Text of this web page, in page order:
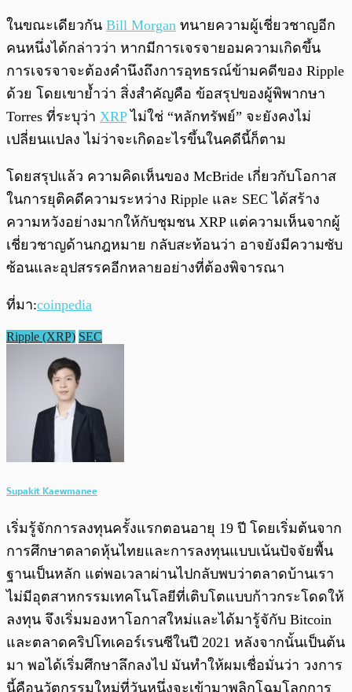
ในขณะเดียวกัน Bill Morgan ทนายความผู้เชี่ยวชาญอีก
คนหนึ่งได้กล่าวว่า หากมีการเจรจายอมความเกิดขึ้น
การเจรจาจะต้องคำนึงถึงการอุทธรณ์ข้ามคดีของ Ripple
ด้วย โดยเขาย้ำว่า สิ่งสำคัญคือ ข้อสรุปของผู้พิพากษา
Torres ที่ระบุว่า XRPไม่ใช่ “หลักทรัพย์” จะยังคงไม่
เปลี่ยนแปลง ไม่ว่าจะเกิดอะไรขึ้นในคดีนี้ก็ตาม
โดยสรุปแล้ว ความคิดเห็นของ McBride เกี่ยวกับโอกาส
ในการยุติคดีความระหว่าง Ripple และ SEC ได้สร้าง
ความหวังอย่างมากให้กับชุมชน XRP แต่ความเห็นจากผู้
เชี่ยวชาญด้านกฎหมาย กลับสะท้อนว่า อาจยังมีความซับ
ซ้อนและอุปสรรคอีกหลายอย่างที่ต้องพิจารณา
ที่มา:coinpedia
Ripple​ (XRP) SEC
Supakit Kaewmanee
เริ่มรู้จักการลงทุนครั้งแรกตอนอายุ 19 ปี โดยเริ่มต้นจาก
การศึกษาตลาดหุ้นไทยและการลงทุนแบบเน้นปัจจัยพื้น
ฐานเป็นหลัก แต่พอเวลาผ่านไปกลับพบว่าตลาดบ้านเรา
ไม่มีอุตสาหกรรมเทคโนโลยีที่เติบโตแบบก้าวกระโดดให้
ลงทุน จึงเริ่มมองหาโอกาสใหม่และได้มารู้จักับ Bitcoin
และตลาดคริปโทเคอร์เรนซีในปี 2021 หลังจากนั้นเป็นต้น
มา พอได้เริ่มศึกษาลึกลงไป มันทำให้ผมเชื่อมั่นว่า วงการ
นี้คือนวัตกรรมใหม่ที่วันหนึ่งจะเข้ามาพลิกโฉมโลกการ